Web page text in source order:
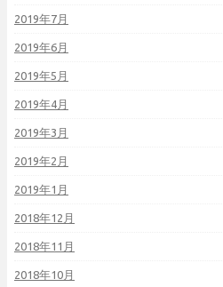
2019年7月
2019年6月
2019年5月
2019年4月
2019年3月
2019年2月
2019年1月
2018年12月
2018年11月
2018年10月